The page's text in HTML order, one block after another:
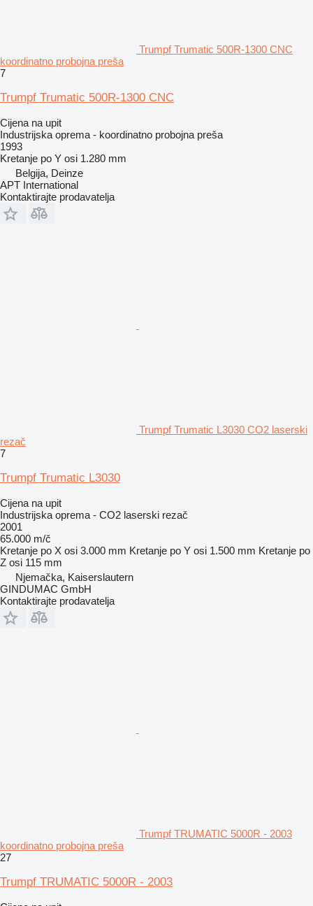
Trumpf Trumatic 500R-1300 CNC
koordinatno probojna preša
7
Trumpf Trumatic 500R-1300 CNC
Cijena na upit
Industrijska oprema - koordinatno probojna preša
1993
Kretanje po Y osi 1.280 mm
Belgija, Deinze
APT International
Kontaktirajte prodavatelja
Trumpf Trumatic L3030 CO2 laserski
rezač
7
Trumpf Trumatic L3030
Cijena na upit
Industrijska oprema - CO2 laserski rezač
2001
65.000 m/č
Kretanje po X osi 3.000 mm Kretanje po Y osi 1.500 mm Kretanje po
Z osi 115 mm
Njemačka, Kaiserslautern
GINDUMAC GmbH
Kontaktirajte prodavatelja
Trumpf TRUMATIC 5000R - 2003
koordinatno probojna preša
27
Trumpf TRUMATIC 5000R - 2003